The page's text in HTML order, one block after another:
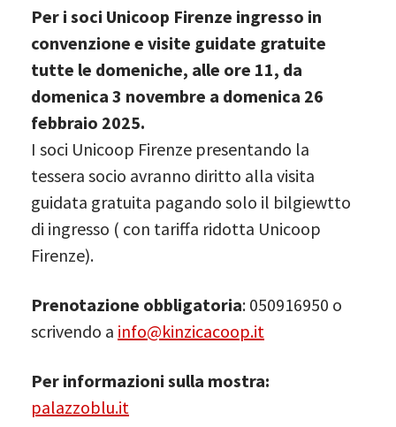
Per i soci Unicoop Firenze ingresso in
convenzione e visite guidate gratuite
tutte le domeniche, alle ore 11, da
domenica 3 novembre a domenica 26
febbraio 2025.
I soci Unicoop Firenze presentando la
tessera socio avranno diritto alla visita
guidata gratuita pagando solo il bilgiewtto
di ingresso ( con tariffa ridotta Unicoop
Firenze).
Prenotazione obbligatoria: 050916950 o
scrivendo a info@kinzicacoop.it
Per informazioni sulla mostra:
palazzoblu.it